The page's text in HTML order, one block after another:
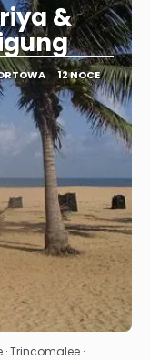
&
12 NOCE
Trincomalee ·